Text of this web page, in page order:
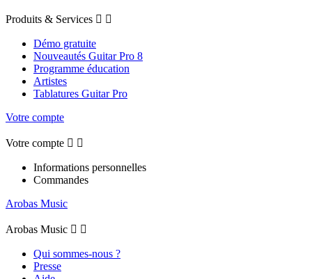
Produits & Services  
Démo gratuite
Nouveautés Guitar Pro 8
Programme éducation
Artistes
Tablatures Guitar Pro
Votre compte
Votre compte  
Informations personnelles
Commandes
Arobas Music
Arobas Music  
Qui sommes-nous ?
Presse